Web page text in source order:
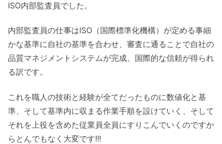
ISO内部監査員でした。
内部監査員の仕事はISO（国際標準化機構）が定める事細
かな基準に自社の基準を合わせ、審査に通ることで自社の
品質マネジメントシステムが完成、国際的な信頼が得られ
る訳です。
これを職人の技術と経験が全てだったものに数値化と基
準、そして基準内に収まる作業手順を設けていく、そして
それを上役を含めた従業員全員にすりこんでいくのですか
らとんでもなく大変です!!!